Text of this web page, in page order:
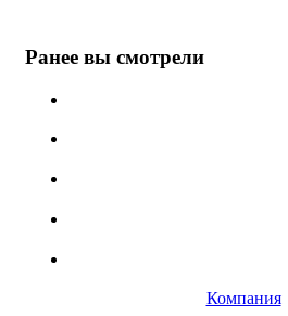
Ранее вы смотрели
Компания